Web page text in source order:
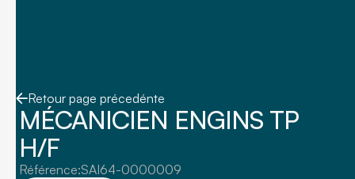
Retour page précedénte
MÉCANICIEN ENGINS TP
H/F
Référence:SAI64-0000009